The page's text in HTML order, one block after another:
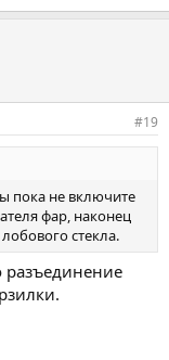
#19
пока не включите
фар, наконец
стекла.
разъединение